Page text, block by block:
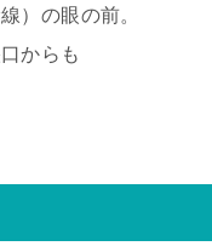
）の眼の前。
からも